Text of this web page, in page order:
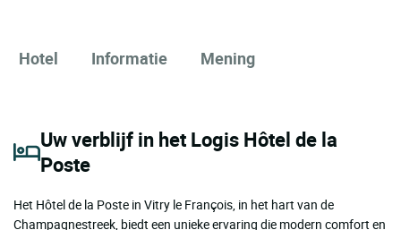
Hotel Informatie Mening
Uw verblijf in het Logis Hôtel de la
Poste
Het Hôtel de la Poste in Vitry le François, in het hart van de
Champagnestreek, biedt een unieke ervaring die modern comfort en